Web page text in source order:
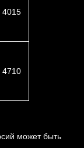
4015
4710
может быть